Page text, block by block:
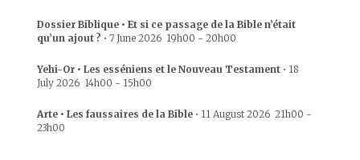
Dossier Biblique • Et si ce passage de la Bible n’était
qu’un ajout ? • 7 June 2026 19h00 - 20h00
Yehi-Or • Les esséniens et le Nouveau Testament • 18
July 2026 14h00 - 15h00
Arte • Les faussaires de la Bible • 11 August 2026 21h00 -
23h00